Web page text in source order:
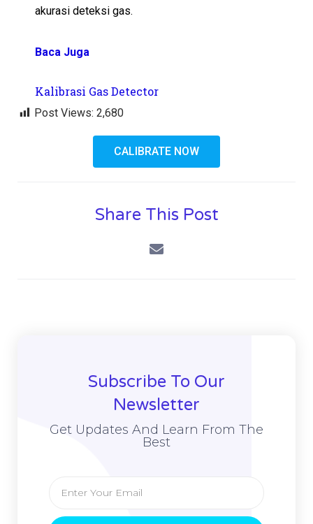
akurasi deteksi gas.
Baca Juga
Kalibrasi Gas Detector
Post Views: 2,680
CALIBRATE NOW
Share This Post
Subscribe To Our
Newsletter
Get Updates And Learn From The
Best